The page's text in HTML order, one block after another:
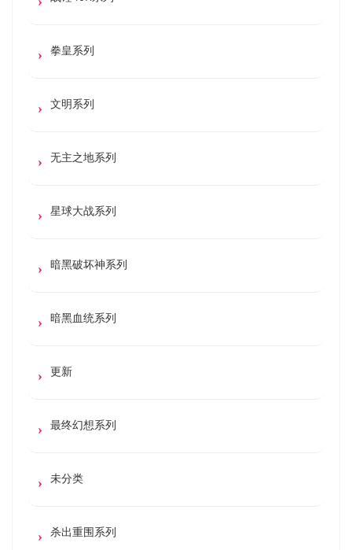
拳皇系列
文明系列
无主之地系列
星球大战系列
暗黑破坏神系列
暗黑血统系列
更新
最终幻想系列
未分类
杀出重围系列